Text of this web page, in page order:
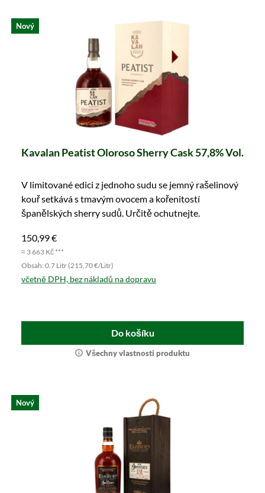
Nový
Kavalan Peatist Oloroso Sherry Cask 57,8% Vol.
V limitované edici z jednoho sudu se jemný rašelinový
kouř setkává s tmavým ovocem a kořenitostí
španělských sherry sudů. Určitě ochutnejte.
150,99 €
≈ 3 663 Kč ***
Obsah: 0.7 Litr (215,70 €/Litr)
včetně DPH, bez nákladů na dopravu
Do košíku
Všechny vlastnosti produktu
Nový